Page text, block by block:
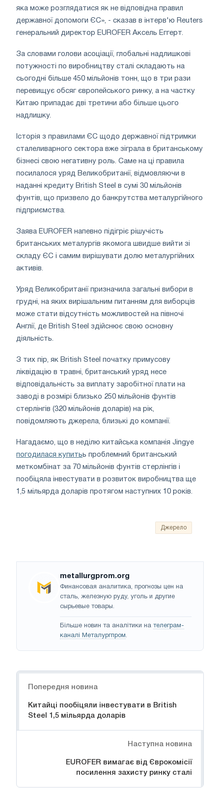
яка може розглядатися як не відповідна правил
державної допомоги ЄС», - сказав в інтерв'ю Reuters
генеральний директор EUROFER Аксель Еггерт.
За словами голови асоціації, глобальні надлишкові
потужності по виробництву сталі складають на
сьогодні більше 450 мільйонів тонн, що в три рази
перевищує обсяг європейського ринку, а на частку
Китаю припадає дві третини або більше цього
надлишку.
Історія з правилами ЄС щодо державної підтримки
сталеливарного сектора вже зіграла в британському
бізнесі свою негативну роль. Саме на ці правила
посилалося уряд Великобританії, відмовляючи в
наданні кредиту British Steel в сумі 30 мільйонів
фунтів, що призвело до банкрутства металургійного
підприємства.
Заява EUROFER напевно підігріє рішучість
британських металургів якомога швидше вийти зі
складу ЄС і самим вирішувати долю металургійних
активів.
Уряд Великобританії призначила загальні вибори в
грудні, на яких вирішальним питанням для виборців
може стати відсутність можливостей на півночі
Англії, де British Steel здійснює свою основну
діяльність.
З тих пір, як British Steel початку примусову
ліквідацію в травні, британський уряд несе
відповідальність за виплату заробітної плати на
заводі в розмірі близько 250 мільйонів фунтів
стерлінгів (320 мільйонів доларів) на рік,
повідомляють джерела, близькі до компанії.
Нагадаємо, що в неділю китайська компанія Jingye
погодилася купитьь проблемний британський
меткомбінат за 70 мільйонів фунтів стерлінгів і
пообіцяла інвестувати в розвиток виробництва ще
1,5 мільярда доларів протягом наступних 10 років.
Джерело
metallurgprom.org
Финансовая аналитика, прогнозы цен на
сталь, железную руду, уголь и другие
сырьевые товары.
Більше новин та аналітики на телеграм-
каналі Металургпром.
Попередня новина
Китайці пообіцяли інвестувати в British
Steel 1,5 мільярда доларів
Наступна новина
EUROFER вимагає від Єврокомісії
посилення захисту ринку сталі